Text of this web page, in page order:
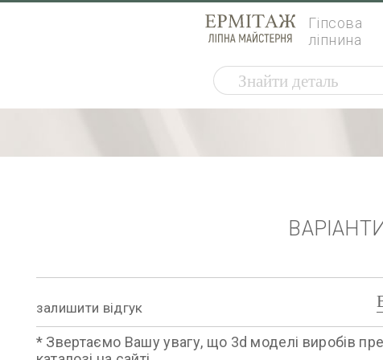
Гіпсова
ліпнина
залишити відгук
* Звертаємо Вашу увагу, що 3d моделі виробів